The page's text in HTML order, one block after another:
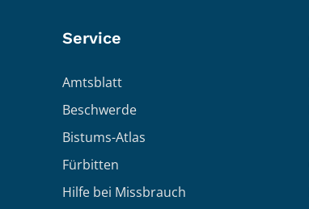
Service
Amtsblatt
Beschwerde
Bistums-Atlas
Fürbitten
Hilfe bei Missbrauch